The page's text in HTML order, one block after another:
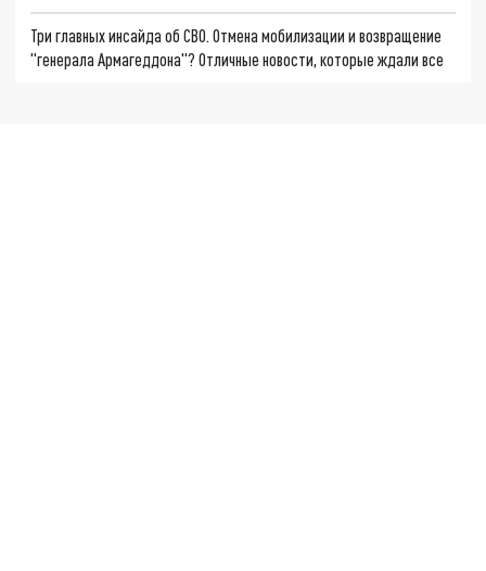
Три главных инсайда об СВО. Отмена мобилизации и возвращение
"генерала Армагеддона"? Отличные новости, которые ждали все